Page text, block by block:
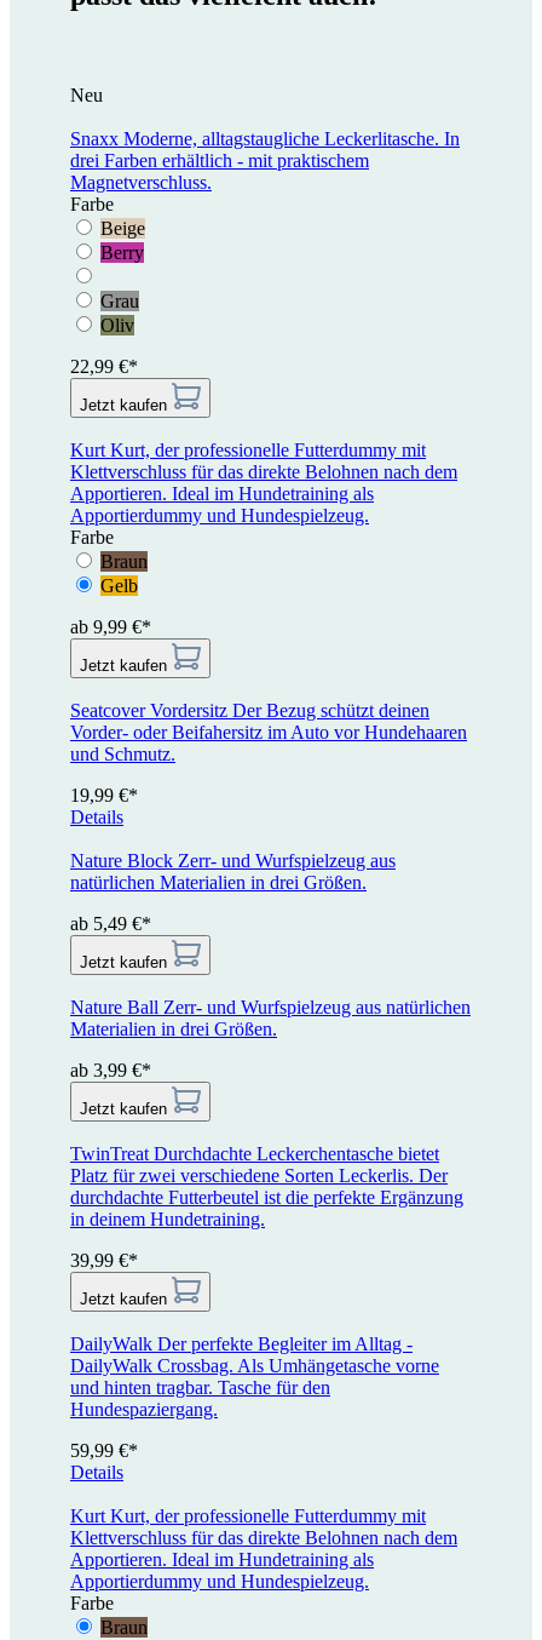
Neu
Snaxx Moderne, alltagstaugliche Leckerlitasche. In
drei Farben erhältlich - mit praktischem
Magnetverschluss.
Farbe
Beige
Berry
Grau
Oliv
22,99 €*
Jetzt kaufen
Kurt Kurt, der professionelle Futterdummy mit
Klettverschluss für das direkte Belohnen nach dem
Apportieren. Ideal im Hundetraining als
Apportierdummy und Hundespielzeug.
Farbe
Braun
Gelb
ab 9,99 €*
Jetzt kaufen
Seatcover Vordersitz Der Bezug schützt deinen
Vorder- oder Beifahersitz im Auto vor Hundehaaren
und Schmutz.
19,99 €*
Details
Nature Block Zerr- und Wurfspielzeug aus
natürlichen Materialien in drei Größen.
ab 5,49 €*
Jetzt kaufen
Nature Ball Zerr- und Wurfspielzeug aus natürlichen
Materialien in drei Größen.
ab 3,99 €*
Jetzt kaufen
TwinTreat Durchdachte Leckerchentasche bietet
Platz für zwei verschiedene Sorten Leckerlis. Der
durchdachte Futterbeutel ist die perfekte Ergänzung
in deinem Hundetraining.
39,99 €*
Jetzt kaufen
DailyWalk Der perfekte Begleiter im Alltag -
DailyWalk Crossbag. Als Umhängetasche vorne
und hinten tragbar. Tasche für den
Hundespaziergang.
59,99 €*
Details
Kurt Kurt, der professionelle Futterdummy mit
Klettverschluss für das direkte Belohnen nach dem
Apportieren. Ideal im Hundetraining als
Apportierdummy und Hundespielzeug.
Farbe
Braun